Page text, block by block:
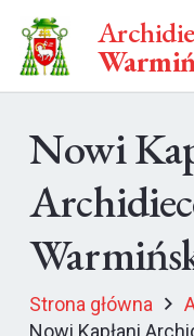
Nowi
Strona główna
Nowi Kapłani